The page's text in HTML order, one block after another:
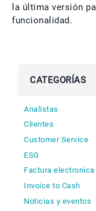
la última versión
funcionalidad.
CATEGORÍAS
Analistas
Clientes
Customer Service
ESG
Factura electronica
Invoice to Cash
Noticias y eventos